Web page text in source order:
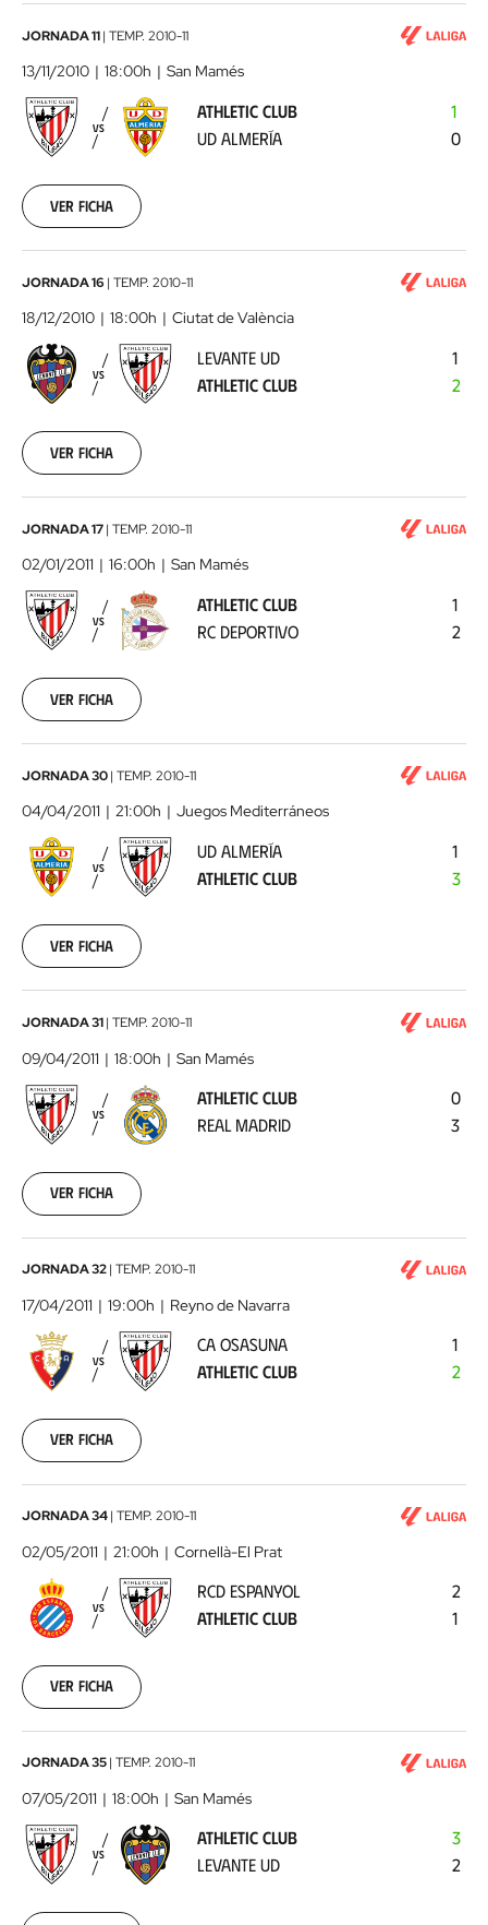
Athletic
Club
-
UD
Almería 2010-
13
00:00:00
JORNADA 11| TEMP. 2010-11
13/11/2010 18:00h San Mamés
VS
ATHLETIC CLUB
UD ALMERÍA
1
0
Ver ficha
Levante
UD
Athletic
Club2010-
18
00:00:00
JORNADA 16 | TEMP. 2010-11
18/12/2010 18:00h Ciutat de València
VS
LEVANTE UD
ATHLETIC CLUB
1
2
Ver ficha
Athletic
Club
-
RC
Deportivo
2011-
02
00:00:00
JORNADA 17| TEMP. 2010-11
02/01/2011 16:00h San Mamés
VS
ATHLETIC CLUB
RC DEPORTIVO
1
2
Ver ficha
UD
Almería
Athletic
Club2011-
04
00:00:00
JORNADA 30| TEMP. 2010-11
04/04/2011 21:00h Juegos Mediterráneos
VS
UD ALMERÍA
ATHLETIC CLUB
1
3
Ver ficha
Athletic
Club
-
Real
Madrid
2011-
09
00:00:00
JORNADA 31| TEMP. 2010-11
09/04/2011 18:00h San Mamés
VS
ATHLETIC CLUB
REAL MADRID
0
3
Ver ficha
CA
Osasuna
Athletic
Club2011-
17
00:00:00
JORNADA 32| TEMP. 2010-11
17/04/2011 19:00h Reyno de Navarra
VS
CA OSASUNA
ATHLETIC CLUB
1
2
Ver ficha
RCD
Espanyol
Athletic
Club2011-
02
00:00:00
JORNADA 34| TEMP. 2010-11
02/05/2011 21:00h Cornellà-El Prat
VS
RCD ESPANYOL
ATHLETIC CLUB
2
1
Ver ficha
Athletic
Club
-
Levante
UD2011-
JORNADA 35| TEMP. 2010-11
07/05/2011 18:00h San Mamés
VS
ATHLETIC CLUB
LEVANTE UD
3
2